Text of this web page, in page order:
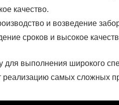
качество.
и возведение
сроков и высокое
выполнения широкого
реализацию самых сложных